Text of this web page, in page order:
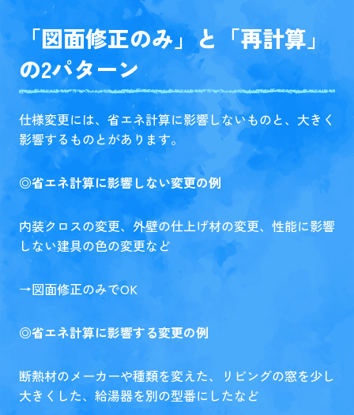
「図面修正のみ」と「再計算」
の2パターン
仕様変更には、省エネ計算に影響しないものと、大きく
影響するものとがあります。
◎省エネ計算に影響しない変更の例
内装クロスの変更、外壁の仕上げ材の変更、性能に影響
しない建具の色の変更など
→図面修正のみでOK
◎省エネ計算に影響する変更の例
断熱材のメーカーや種類を変えた、リビングの窓を少し
大きくした、給湯器を別の型番にしたなど